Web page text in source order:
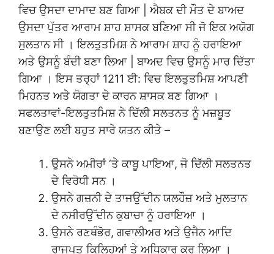
ਵਿਚ ਉਸਦਾ ਦਾਮਾਦ ਬਣ ਗਿਆ | ਐਬਕ ਦੀ ਮੌਤ ਦੇ ਬਾਅਦ
ਉਸਦਾ ਪੁੱਤਰ ਆਰਾਮ ਸ਼ਾਹ ਸ਼ਾਸਕ ਬਣਿਆ ਸੀ ਜੋ ਇਕ ਅਯੋਗ
ਸੁਲਤਾਨ ਸੀ । ਇਲਤੁਤਮਿਸ਼ ਨੇ ਆਰਾਮ ਸ਼ਾਹ ਨੂੰ ਹਰਾਇਆ
ਅਤੇ ਉਸਨੂੰ ਬੰਦੀ ਬਣਾ ਲਿਆ | ਬਾਅਦ ਵਿਚ ਉਸਨੂੰ ਮਾਰ ਦਿੱਤਾ
ਗਿਆ । ਇਸ ਤਰ੍ਹਾਂ 1211 ਈ: ਵਿਚ ਇਲਤੁਤਮਿਸ਼ ਆਪਣੀ
ਮਿਹਨਤ ਅਤੇ ਯੋਗਤਾ ਦੇ ਕਾਰਨ ਸ਼ਾਸਕ ਬਣ ਗਿਆ ।
ਸਫਲਤਾਵਾਂ-ਇਲਤੁਤਮਿਸ਼ ਨੇ ਦਿੱਲੀ ਸਲਤਨਤ ਨੂੰ ਮਜ਼ਬੂਤ
ਬਣਾਉਣ ਲਈ ਬਹੁਤ ਸਾਰੇ ਯਤਨ ਕੀਤੇ –
ਉਸਨੇ ਅਮੀਰਾਂ ‘ਤੇ ਕਾਬੂ ਪਾਇਆ, ਜੋ ਦਿੱਲੀ ਸਲਤਨਤ
ਦੇ ਵਿਰੋਧੀ ਸਨ ।
ਉਸਨੇ ਗਜ਼ਨੀ ਦੇ ਤਾਜਉੱਦੀਨ ਯਲਹੌਜ਼ ਅਤੇ ਮੁਲਤਾਨ
ਦੇ ਨਸੀਰਉੱਦੀਨ ਕੁਬਾਚਾ ਨੂੰ ਹਰਾਇਆ ।
ਉਸਨੇ ਰਣਥੰਭੋਰ, ਗਵਾਲੀਅਰ ਅਤੇ ਉਜੈਨ ਆਦਿ
ਰਾਜਪੂਤ ਕਿਲ੍ਹਿਆਂ ਤੇ ਅਧਿਕਾਰ ਕਰ ਲਿਆ ।